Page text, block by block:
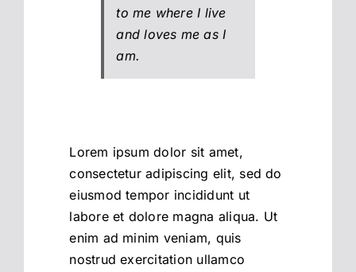
to me where I live
and loves me as I
am.
Lorem ipsum dolor sit amet,
consectetur adipiscing elit, sed do
eiusmod tempor incididunt ut
labore et dolore magna aliqua. Ut
enim ad minim veniam, quis
nostrud exercitation ullamco